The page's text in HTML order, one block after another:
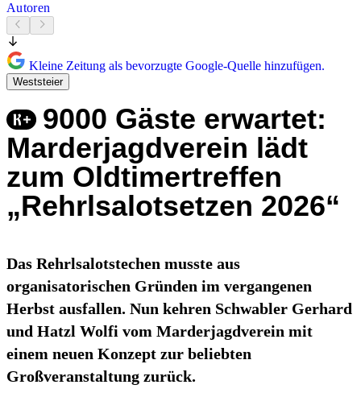
Autoren
Kleine Zeitung als bevorzugte Google-Quelle hinzufügen.
Weststeier
9000 Gäste erwartet:
Marderjagdverein lädt
zum Oldtimertreffen
„Rehrlsalotsetzen 2026“
Das Rehrlsalotstechen musste aus
organisatorischen Gründen im vergangenen
Herbst ausfallen. Nun kehren Schwabler Gerhard
und Hatzl Wolfi vom Marderjagdverein mit
einem neuen Konzept zur beliebten
Großveranstaltung zurück.